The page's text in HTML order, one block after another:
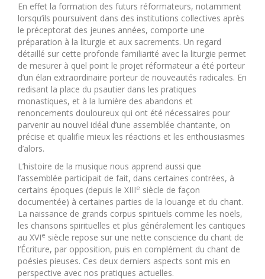
En effet la formation des futurs réformateurs, notamment
lorsqu’ils poursuivent dans des institutions collectives après
le préceptorat des jeunes années, comporte une
préparation à la liturgie et aux sacrements. Un regard
détaillé sur cette profonde familiarité avec la liturgie permet
de mesurer à quel point le projet réformateur a été porteur
d’un élan extraordinaire porteur de nouveautés radicales. En
redisant la place du psautier dans les pratiques
monastiques, et à la lumière des abandons et
renoncements douloureux qui ont été nécessaires pour
parvenir au nouvel idéal d’une assemblée chantante, on
précise et qualifie mieux les réactions et les enthousiasmes
d’alors.
L’histoire de la musique nous apprend aussi que
l’assemblée participait de fait, dans certaines contrées, à
certains époques (depuis le XIIIe siècle de façon
documentée) à certaines parties de la louange et du chant.
La naissance de grands corpus spirituels comme les noëls,
les chansons spirituelles et plus généralement les cantiques
au XVIe siècle repose sur une nette conscience du chant de
l’Écriture, par opposition, puis en complément du chant de
poésies pieuses. Ces deux derniers aspects sont mis en
perspective avec nos pratiques actuelles.